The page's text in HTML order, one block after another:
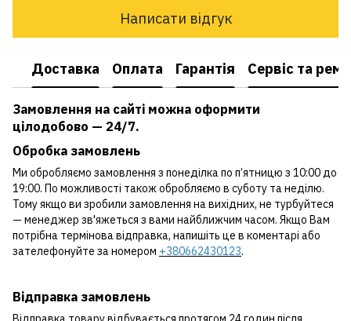
Написати відгук
Доставка Оплата Гарантія Сервіс та
Замовлення на сайті можна оформити
цілодобово — 24/7.
Обробка замовлень
Ми обробляємо замовлення з понеділка по п’ятницю з 10:00 до
19:00. По можливості також обробляємо в суботу та неділю.
Тому якщо ви зробили замовлення на вихідних, не турбуйтеся
— менеджер зв'яжеться з вами найближчим часом. Якщо Вам
потрібна термінова відправка, напишіть це в коментарі або
зателефонуйте за номером +380662430123.
Відправка замовлень